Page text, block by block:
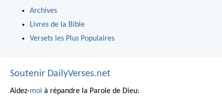
Archives
Livres de la Bible
Versets les Plus Populaires
Soutenir DailyVerses.net
Aidez-moi à répandre la Parole de Dieu: